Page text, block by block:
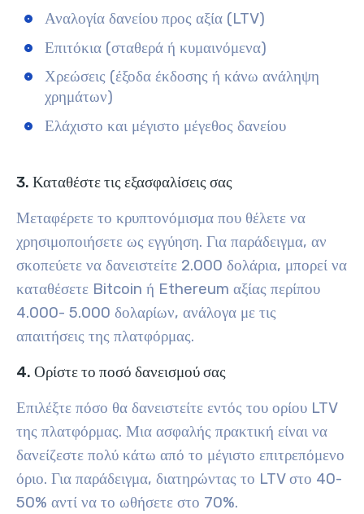
Αναλογία δανείου προς αξία (LTV)
Επιτόκια (σταθερά ή κυμαινόμενα)
Χρεώσεις (έξοδα έκδοσης ή κάνω ανάληψη
χρημάτων)
Ελάχιστο και μέγιστο μέγεθος δανείου
3. Καταθέστε τις εξασφαλίσεις σας
Μεταφέρετε το κρυπτονόμισμα που θέλετε να
χρησιμοποιήσετε ως εγγύηση. Για παράδειγμα, αν
σκοπεύετε να δανειστείτε 2.000 δολάρια, μπορεί να
καταθέσετε Bitcoin ή Ethereum αξίας περίπου
4.000- 5.000 δολαρίων, ανάλογα με τις
απαιτήσεις της πλατφόρμας.
4. Ορίστε το ποσό δανεισμού σας
Επιλέξτε πόσο θα δανειστείτε εντός του ορίου LTV
της πλατφόρμας. Μια ασφαλής πρακτική είναι να
δανείζεστε πολύ κάτω από το μέγιστο επιτρεπόμενο
όριο. Για παράδειγμα, διατηρώντας το LTV στο 40-
50% αντί να το ωθήσετε στο 70%.